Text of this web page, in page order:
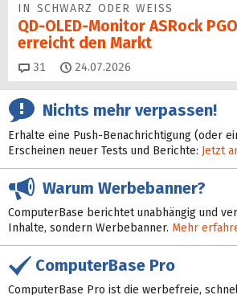
IN SCHWARZ ODER WEISS
QD-OLED-Monitor ASRock
erreicht den Markt
31 Kommentare
24.07.2026
Nichts mehr verpassen!
Erhalte eine Push-Benachrichtigung (oder
Erscheinen neuer Tests und Berichte: Jetzt
Warum Werbebanner?
ComputerBase berichtet unabhängig und
Inhalte, sondern Werbebanner. Mehr
ComputerBase Pro
ComputerBase Pro ist die werbefreie,